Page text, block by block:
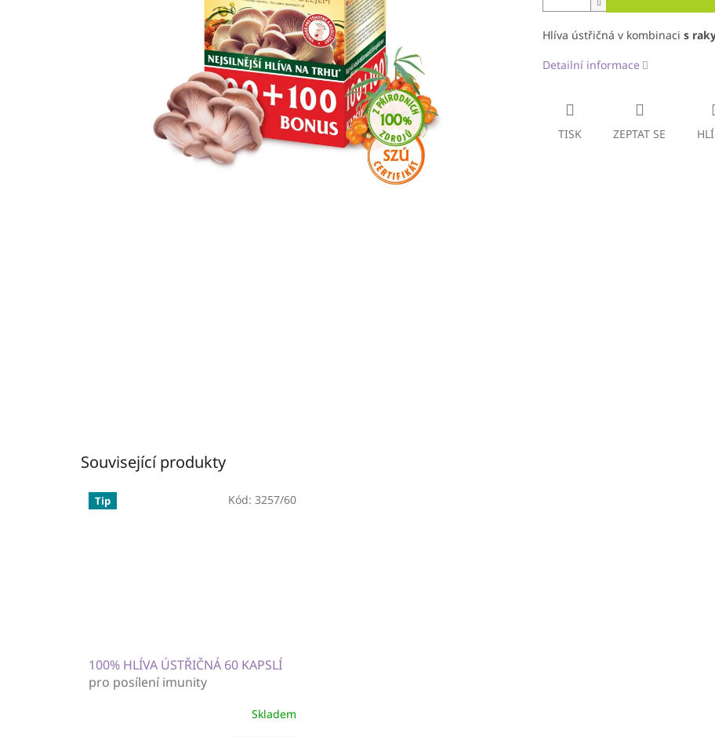
Hlíva ústřičná v kombinaci s
Detailní informace
TISK ZEPTAT SE
Související produkty
Tip
100% HLÍVA ÚSTŘIČNÁ 60 KAPSLÍ
pro posílení imunity
Skladem
Kód: 3257/60